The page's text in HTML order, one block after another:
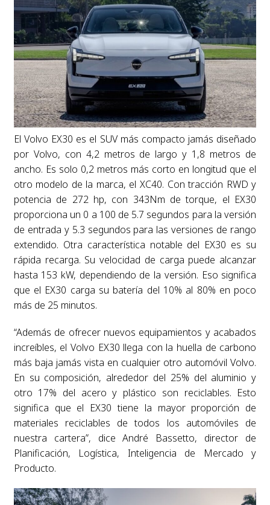
El Volvo EX30 es el SUV más compacto jamás diseñado
por Volvo, con 4,2 metros de largo y 1,8 metros de
ancho. Es solo 0,2 metros más corto en longitud que el
otro modelo de la marca, el XC40. Con tracción RWD y
potencia de 272 hp, con 343Nm de torque, el EX30
proporciona un 0 a 100 de 5.7 segundos para la versión
de entrada y 5.3 segundos para las versiones de rango
extendido. Otra característica notable del EX30 es su
rápida recarga. Su velocidad de carga puede alcanzar
hasta 153 kW, dependiendo de la versión. Eso significa
que el EX30 carga su batería del 10% al 80% en poco
más de 25 minutos.
“Además de ofrecer nuevos equipamientos y acabados
increíbles, el Volvo EX30 llega con la huella de carbono
más baja jamás vista en cualquier otro automóvil Volvo.
En su composición, alrededor del 25% del aluminio y
otro 17% del acero y plástico son reciclables. Esto
significa que el EX30 tiene la mayor proporción de
materiales reciclables de todos los automóviles de
nuestra cartera”, dice André Bassetto, director de
Planificación, Logística, Inteligencia de Mercado y
Producto.